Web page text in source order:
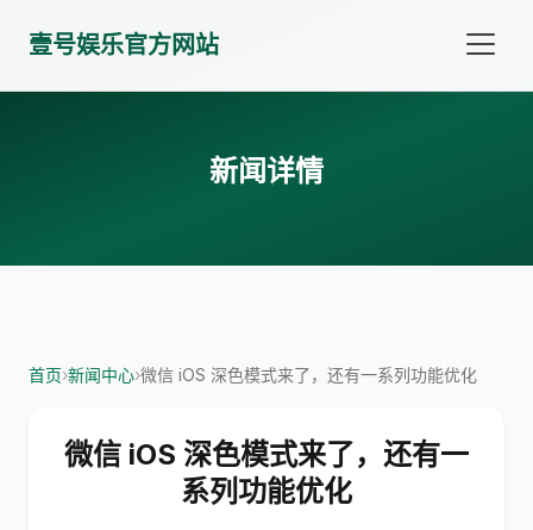
壹号娱乐官方网站
新闻详情
首页›新闻中心›微信 iOS 深色模式来了，还有一系列功能优化
微信 iOS 深色模式来了，还有一
系列功能优化